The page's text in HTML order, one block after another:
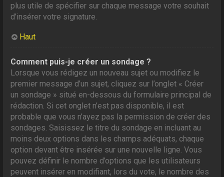
plus utile de spécifier sur chaque message votre souhait
d’insérer votre signature.
Haut
Comment puis-je créer un sondage ?
Lorsque vous rédigez un nouveau sujet ou modifiez le
premier message d’un sujet, cliquez sur l’onglet « Créer
un sondage » situé en-dessous du formulaire principal de
rédaction. Si cet onglet n’est pas disponible, il est
probable que vous n’ayez pas la permission de créer des
sondages. Saisissez le titre du sondage en incluant au
moins deux options dans les champs adéquats, chaque
option devant être insérée sur une nouvelle ligne. Vous
pouvez définir le nombre d’options que les utilisateurs
peuvent insérer en modifiant, lors du vote, le nombre des